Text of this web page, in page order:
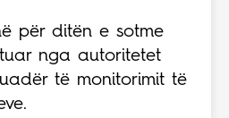
për ditën e sotme
nga autoritetet
të monitorimit të